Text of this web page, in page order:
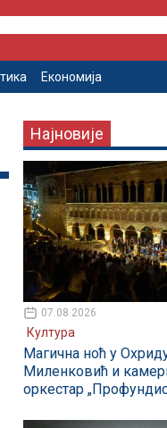
Економија
Најновије
07.08.2026
Култура
Магична ноћ у
Миленковић и
оркестар